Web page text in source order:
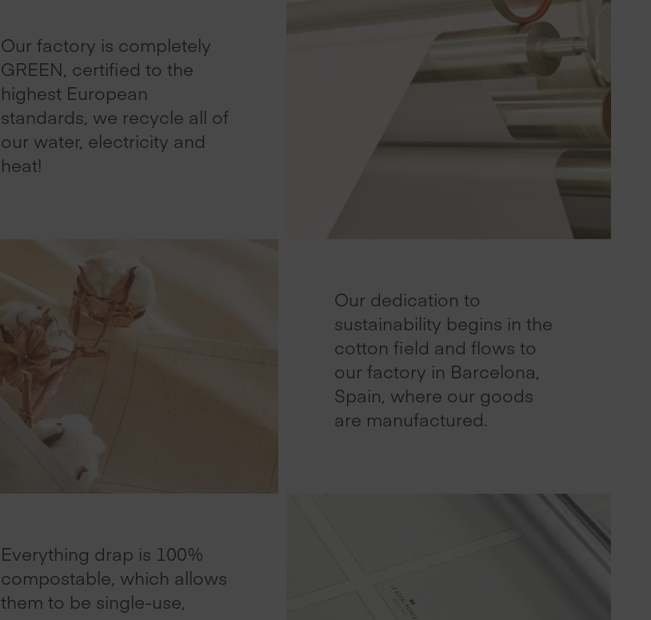
Our factory is completely
GREEN, certified to the
highest European
standards, we recycle all of
our water, electricity and
heat!
Our dedication to
sustainability begins in the
cotton field and flows to
our factory in Barcelona,
Spain, where our goods
are manufactured.
Everything drap is 100%
compostable, which allows
them to be single-use,